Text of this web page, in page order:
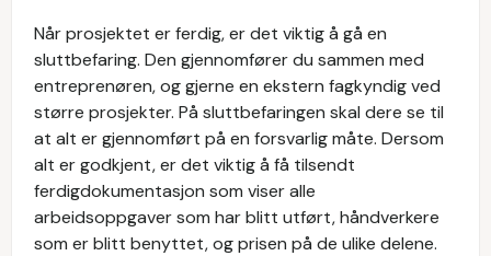
Når prosjektet er ferdig, er det viktig å gå en
sluttbefaring. Den gjennomfører du sammen med
entreprenøren, og gjerne en ekstern fagkyndig ved
større prosjekter. På sluttbefaringen skal dere se til
at alt er gjennomført på en forsvarlig måte. Dersom
alt er godkjent, er det viktig å få tilsendt
ferdigdokumentasjon som viser alle
arbeidsoppgaver som har blitt utført, håndverkere
som er blitt benyttet, og prisen på de ulike delene.